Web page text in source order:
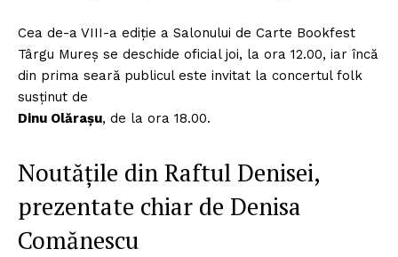
Cea de-a VIII-a ediție a Salonului de Carte Bookfest
Târgu Mureș se deschide oficial joi, la ora 12.00, iar încă
din prima seară publicul este invitat la concertul folk
susținut de
Dinu Olăraşu, de la ora 18.00.
Noutățile din Raftul Denisei,
prezentate chiar de Denisa
Comănescu